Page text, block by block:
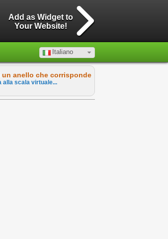
Add as Widget to
Your Website!
Italiano
anello che corrisponde
alla scala virtuale...